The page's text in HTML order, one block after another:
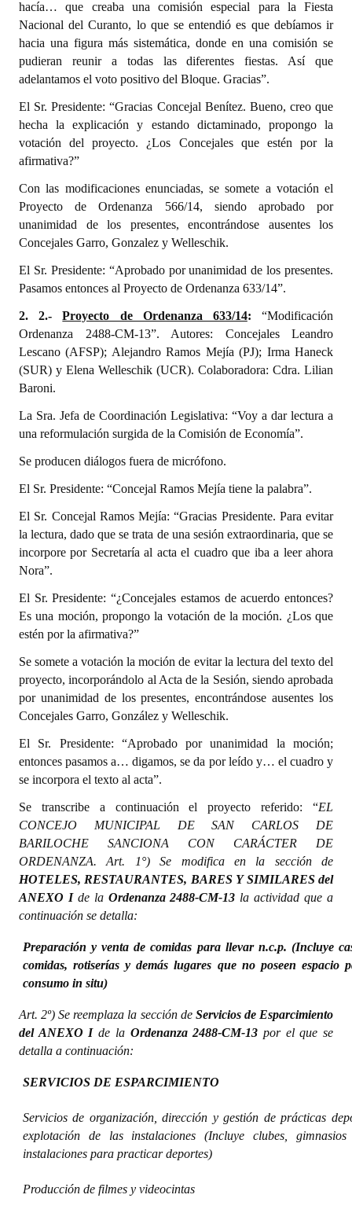
hacía… que creaba una comisión especial para la Fiesta
Nacional del Curanto, lo que se entendió es que debíamos ir
hacia una figura más sistemática, donde en una comisión se
pudieran reunir a todas las diferentes fiestas. Así que
adelantamos el voto positivo del Bloque. Gracias”.
El Sr. Presidente: “Gracias Concejal Benítez. Bueno, creo que
hecha la explicación y estando dictaminado, propongo la
votación del proyecto. ¿Los Concejales que estén por la
afirmativa?”
Con las modificaciones enunciadas, se somete a votación el
Proyecto de Ordenanza 566/14, siendo aprobado por
unanimidad de los presentes, encontrándose ausentes los
Concejales Garro, Gonzalez y Welleschik.
El Sr. Presidente: “Aprobado por unanimidad de los presentes.
Pasamos entonces al Proyecto de Ordenanza 633/14”.
2. 2.-Proyecto de Ordenanza 633/14: “Modificación
Ordenanza 2488-CM-13”. Autores: Concejales Leandro
Lescano (AFSP); Alejandro Ramos Mejía (PJ); Irma Haneck
(SUR) y Elena Welleschik (UCR). Colaboradora: Cdra. Lilian
Baroni.
La Sra. Jefa de Coordinación Legislativa: “Voy a dar lectura a
una reformulación surgida de la Comisión de Economía”.
Se producen diálogos fuera de micrófono.
El Sr. Presidente: “Concejal Ramos Mejía tiene la palabra”.
El Sr. Concejal Ramos Mejía: “Gracias Presidente. Para evitar
la lectura, dado que se trata de una sesión extraordinaria, que se
incorpore por Secretaría al acta el cuadro que iba a leer ahora
Nora”.
El Sr. Presidente: “¿Concejales estamos de acuerdo entonces?
Es una moción, propongo la votación de la moción. ¿Los que
estén por la afirmativa?”
Se somete a votación la moción de evitar la lectura del texto del
proyecto, incorporándolo al Acta de la Sesión, siendo aprobada
por unanimidad de los presentes, encontrándose ausentes los
Concejales Garro, González y Welleschik.
El Sr. Presidente: “Aprobado por unanimidad la moción;
entonces pasamos a… digamos, se da por leído y… el cuadro y
se incorpora el texto al acta”.
Se transcribe a continuación el proyecto referido: “EL
CONCEJO MUNICIPAL DE SAN CARLOS DE
BARILOCHE SANCIONA CON CARÁCTER DE
ORDENANZA. Art. 1°) Se modifica en la sección de
HOTELES, RESTAURANTES, BARES Y SIMILARES del
ANEXO I de la Ordenanza 2488-CM-13 la actividad que a
continuación se detalla:
Preparación y venta de comidas para llevar n.c.p. (Incluye
comidas, rotiserías y demás lugares que no poseen espacio
consumo in situ)
Art. 2º) Se reemplaza la sección de Servicios de Esparcimiento
del ANEXO Ide la Ordenanza 2488-CM-13 por el que se
detalla a continuación:
SERVICIOS DE ESPARCIMIENTO
Servicios de organización, dirección y gestión de prácticas
explotación de las instalaciones (Incluye clubes,
instalaciones para practicar deportes)
Producción de filmes y videocintas